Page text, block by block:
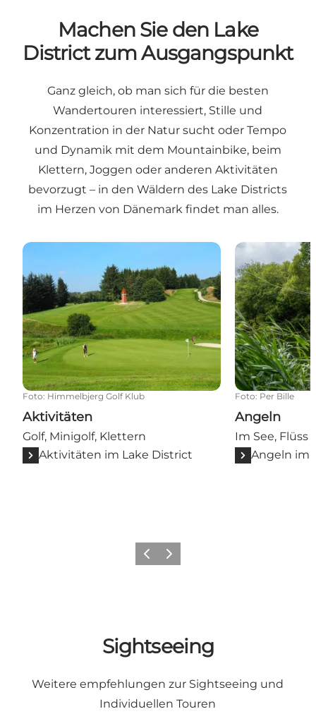
Machen Sie den Lake
District zum Ausgangspunkt
Ganz gleich, ob man sich für die besten
Wandertouren interessiert, Stille und
Konzentration in der Natur sucht oder Tempo
und Dynamik mit dem Mountainbike, beim
Klettern, Joggen oder anderen Aktivitäten
bevorzugt – in den Wäldern des Lake Districts
im Herzen von Dänemark findet man alles.
Aktivitäten
Foto: Himmelbjerg Golf Klub
Aktivitäten
Golf, Minigolf, Klettern
Aktivitäten im Lake District
Angeln
Foto: Per Bille
Angeln
Im See, Flüss
Angeln im
ZurückWeiter
Sightseeing
Weitere empfehlungen zur Sightseeing und
Individuellen Touren